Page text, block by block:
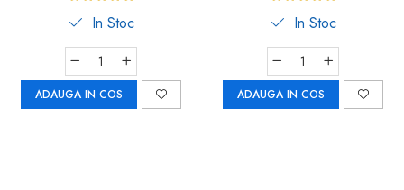
In Stoc
ADAUGA IN COS
In Stoc
ADAUGA IN COS